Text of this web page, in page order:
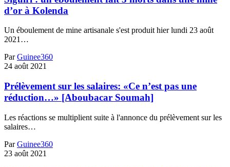
d’or à Kolenda
Un éboulement de mine artisanale s'est produit hier lundi 23 août
2021…
Par Guinee360
24 août 2021
Prélèvement sur les salaires: «Ce n’est pas une
réduction…» [Aboubacar Soumah]
Les réactions se multiplient suite à l'annonce du prélèvement sur les
salaires…
Par Guinee360
23 août 2021